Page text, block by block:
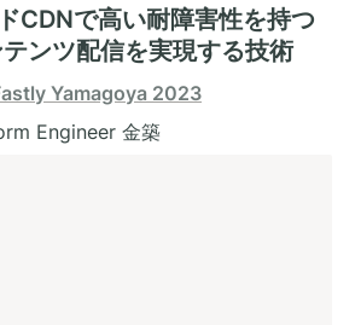
CDNで高い耐障害性を持つ
ンツ配信を実現する技術
Yamagoya 2023
Engineer 金築